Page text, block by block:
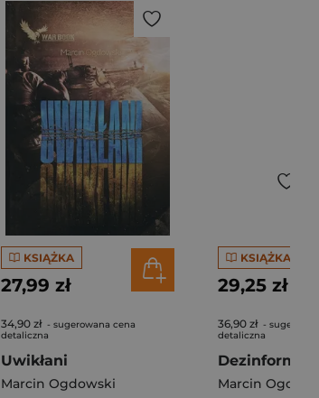
KSIĄŻKA
27,99 zł
34,90 zł - sugerowana cena
detaliczna
Uwikłani
Marcin Ogdowski
KSIĄŻKA
29,25 zł
36,90 zł -
detaliczna
Marcin